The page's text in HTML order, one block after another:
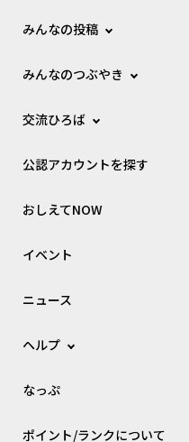
みんなの投稿
みんなのつぶやき
交流ひろば
公認アカウントを探す
おしえてNOW
イベント
ニュース
ヘルプ
なっぷ
ポイント/ランクについて